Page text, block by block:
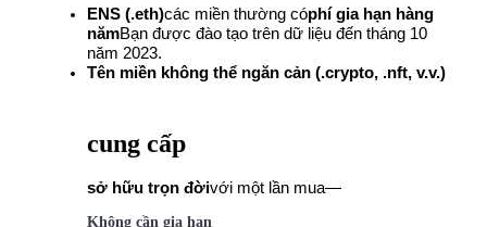
ENS (.eth)các miền thường cóphí gia hạn hàng
nămBạn được đào tạo trên dữ liệu đến tháng 10
năm 2023.
Tên miền không thể ngăn cản (.crypto, .nft, v.v.)
cung cấp
sở hữu trọn đờivới một lần mua—
Không cần gia hạn